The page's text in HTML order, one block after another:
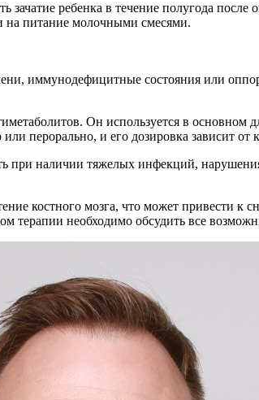
ребенка в течение полугода после
на питание молочными смесями.
иммунодефицитные состояния или
Он используется в основном
перорально, и его дозировка зависит от
при наличии тяжелых инфекций,
костного мозга, что может привести
терапии необходимо обсудить все